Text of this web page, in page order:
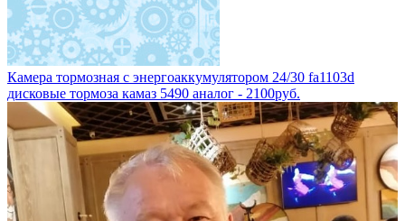
Камера тормозная с энергоаккумулятором 24/30 fa1103d
дисковые тормоза камаз 5490 аналог - 2100руб.